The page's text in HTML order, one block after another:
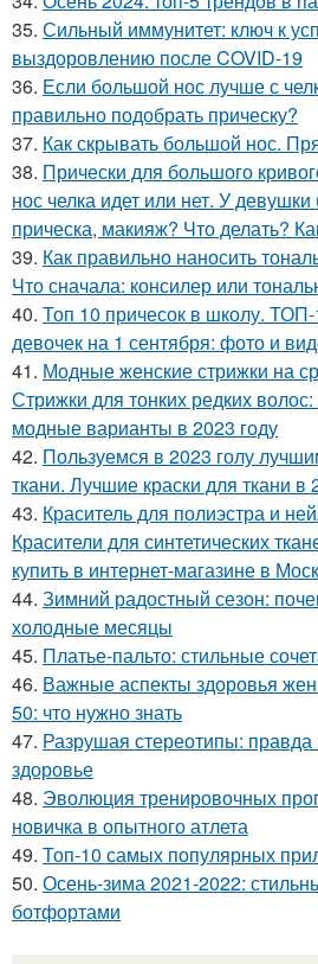
35. Сильный иммунитет: ключ к
выздоровлению после COVID-19
36. Если большой нос лучше с
правильно подобрать прическу?
37. Как скрывать большой нос.
38. Прически для большого
нос челка идет или нет. У
прическа, макияж? Что делать?
39. Как правильно наносить
Что сначала: консилер или
40. Топ 10 причесок в школу.
девочек на 1 сентября: фото и
41. Модные женские стрижки на
Стрижки для тонких редких
модные варианты в 2023 году
42. Пользуемся в 2023 голу
ткани. Лучшие краски для ткани в
43. Краситель для полиэстра и
Красители для синтетических
купить в интернет-магазине в
44. Зимний радостный сезон:
холодные месяцы
45. Платье-пальто: стильные
46. Важные аспекты здоровья
50: что нужно знать
47. Разрушая стереотипы:
здоровье
48. Эволюция тренировочных
новичка в опытного атлета
49. Топ-10 самых популярных
50. Осень-зима 2021-2022:
ботфортами